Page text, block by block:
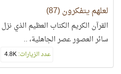
لعلهم يتفكرون (87)
القرآن الكريم الكتاب العظيم الذي
سائر العصور عصر الجاهلية، ..
عدد الزيارات: